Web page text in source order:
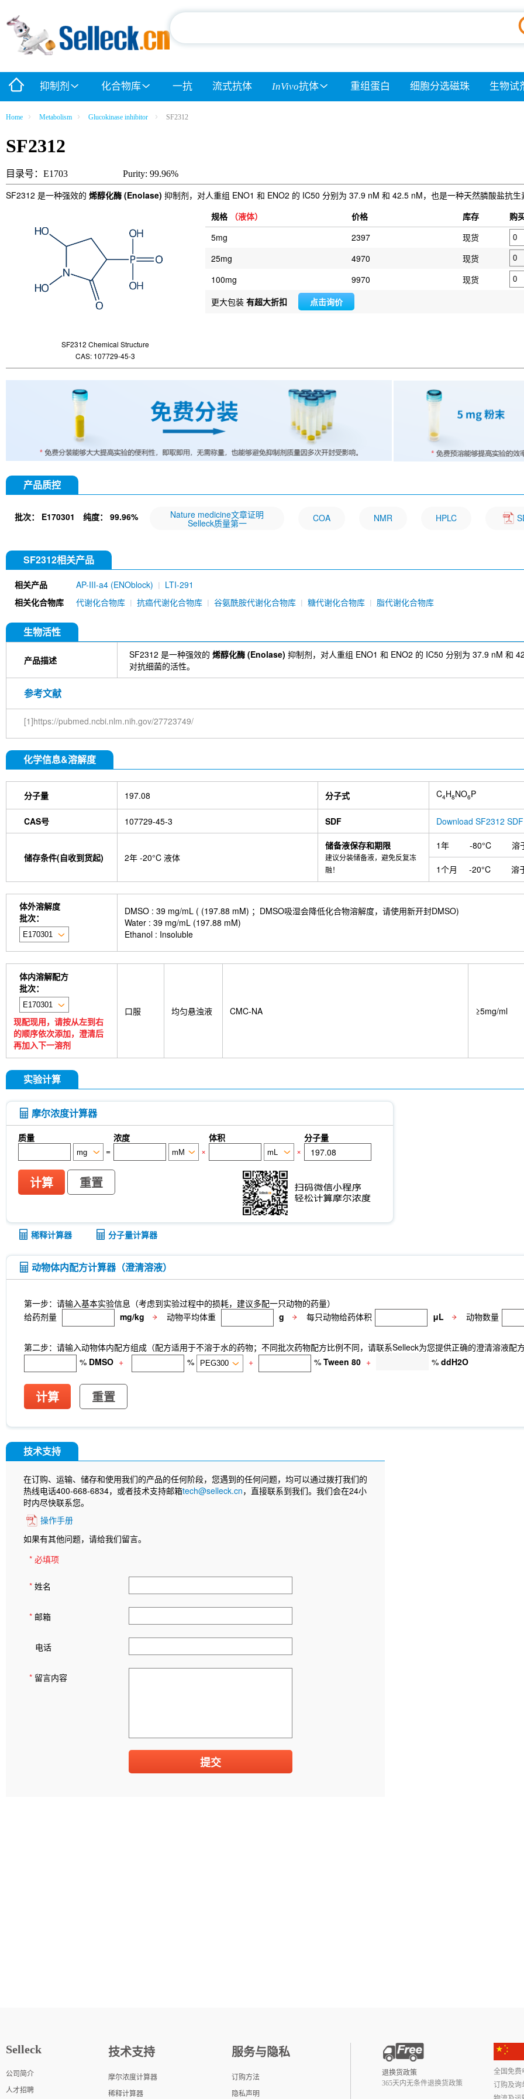
抑制剂 化合物库 一抗 流式抗体 InVivo抗体 重组蛋白 细胞分选磁珠 生物试
Home Metabolism Glucokinase inhibitor SF2312
SF2312
目录号：E1703 Purity: 99.96%
SF2312 是一种强效的 烯醇化酶 (Enolase) 抑制剂，对人重组 ENO1 和 ENO2 的 IC50 分别为 37.9 nM 和 42.5 nM，也是一种天然膦酸盐抗
SF2312 Chemical Structure
CAS: 107729-45-3
规格 （液体） 价格 库存
购
5mg
2397
现货
25mg
4970
现货
100mg
9970
现货
更大包装 有超大折扣 点击询价
产品质控
批次： E170301 纯度： 99.96% Nature medicine文章证明
Selleck质量第一 COA NMR HPLC
SF2312相关产品
相关产品 AP-III-a4 (ENOblock)
LTI-291
相关化合物库
代谢化合物库 抗癌代谢化合物库 谷氨酰胺代谢化合物库 糖代谢化合物库 脂代谢化合物库
生物活性
产品描述 SF2312 是一种强效的 烯醇化酶 (Enolase) 抑制剂，对人重组 ENO1 和 ENO2 的 IC50 分别为 37.9 nM 和
对抗细菌的活性。
参考文献
[1]https://pubmed.ncbi.nlm.nih.gov/27723749/
化学信息&溶解度
分子量 197.08 分子式 C4H8NO6P
CAS号 107729-45-3 SDF Download SF2312 SDF
储存条件(自收到货起) 2年 -20°C 液体
储备液保存和期限
建议分装储备液，避免反复冻
融！
1年 -80°C 溶
1个月 -20°C 溶
体外溶解度
批次：
DMSO : 39 mg/mL ( (197.88 mM) ；DMSO吸湿会降低化合物溶解度，请使用新开封DMSO)
Water : 39 mg/mL (197.88 mM)
Ethanol : Insoluble
体内溶解配方
批次：
现配现用，请按从左到右
的顺序依次添加，澄清后
再加入下一溶剂
口服 均匀悬浊液 CMC-NA ≥5mg/ml
实验计算
摩尔浓度计算器
质量 浓度 体积
分子量
=
× ×
计算 重置
稀释计算器 分子量计算器
动物体内配方计算器（澄清溶液）
第一步：请输入基本实验信息（考虑到实验过程中的损耗，建议多配一只动物的药量）
给药剂量
mg/kg 动物平均体重 g 每只动物给药体积 μL 动物数量
第二步：请输入动物体内配方组成（配方适用于不溶于水的药物；不同批次药物配方比例不同，请联系Selleck为您提供正确的澄清溶液配
% DMSO + % + % Tween 80 + % ddH2O
计算 重置
技术支持
在订购、运输、储存和使用我们的产品的任何阶段，您遇到的任何问题，均可以通过拨打我们的
热线电话400-668-6834，或者技术支持邮箱tech@selleck.cn，直接联系到我们。我们会在24小
时内尽快联系您。
操作手册
如果有其他问题，请给我们留言。
* 必填项
* 姓名
* 邮箱
电话
* 留言内容
Selleck
公司简介
人才招聘
技术支持
摩尔浓度计算器
稀释计算器
服务与隐私
订购方法
隐私声明
退换货政策
365天内无条件退换货政策
全国免费
订购及